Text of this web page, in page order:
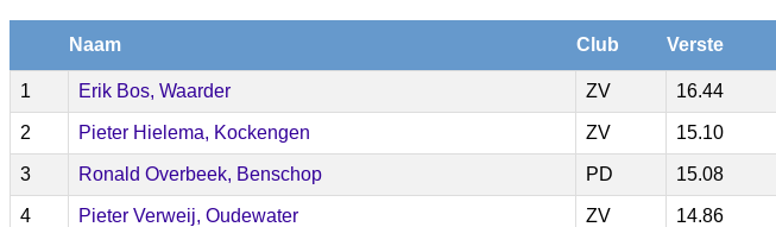
Naam Club Verste
1 Erik Bos, Waarder ZV 16.44
2 Pieter Hielema, Kockengen ZV 15.10
3 Ronald Overbeek, Benschop PD 15.08
4 Pieter Verweij, Oudewater ZV 14.86